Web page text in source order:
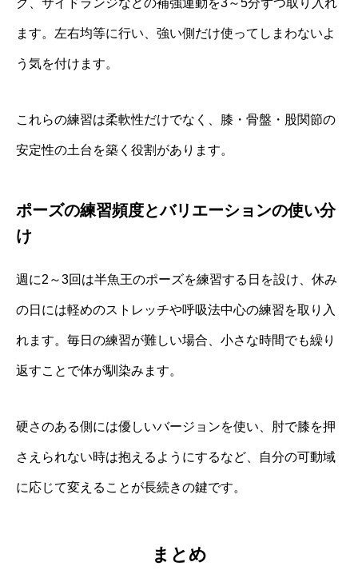
ます。左右均等に行い、強い側だけ使ってしまわないよ
う気を付けます。
これらの練習は柔軟性だけでなく、膝・骨盤・股関節の
安定性の土台を築く役割があります。
ポーズの練習頻度とバリエーションの使い分
け
週に2～3回は半魚王のポーズを練習する日を設け、休み
の日には軽めのストレッチや呼吸法中心の練習を取り入
れます。毎日の練習が難しい場合、小さな時間でも繰り
返すことで体が馴染みます。
硬さのある側には優しいバージョンを使い、肘で膝を押
さえられない時は抱えるようにするなど、自分の可動域
に応じて変えることが長続きの鍵です。
まとめ